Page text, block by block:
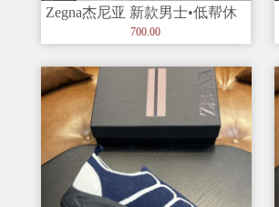
Zegna杰尼亚 新款男士•低帮休
闲运动鞋出货 这款男鞋由进
700.00